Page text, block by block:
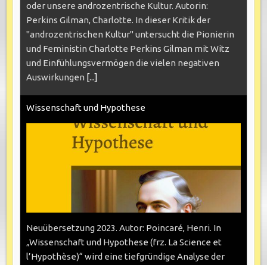
oder unsere androzentrische Kultur. Autorin:
Perkins Gilman, Charlotte. In dieser Kritik der
"androzentrischen Kultur" untersucht die Pionierin
und Feministin Charlotte Perkins Gilman mit Witz
und Einfühlungsvermögen die vielen negativen
Auswirkungen [...]
Wissenschaft und Hypothese
Neuübersetzung 2023. Autor: Poincaré, Henri. In
„Wissenschaft und Hypothese (frz. La Science et
l’Hypothèse)“ wird eine tiefgründige Analyse der